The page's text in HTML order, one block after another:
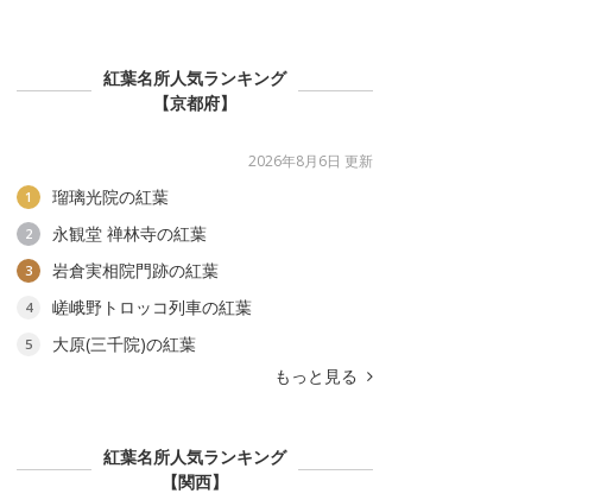
紅葉名所人気ランキング
【京都府】
2026年8月6日 更新
1 瑠璃光院の紅葉
2 永観堂 禅林寺の紅葉
3 岩倉実相院門跡の紅葉
4 嵯峨野トロッコ列車の紅葉
5
大原(三千院)の紅葉
もっと見る
紅葉名所人気ランキング
【関西】